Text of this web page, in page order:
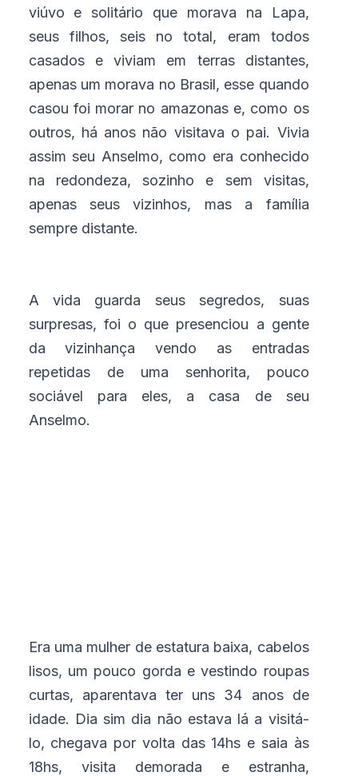
viúvo e solitário que morava na Lapa,
seus filhos, seis no total, eram todos
casados e viviam em terras distantes,
apenas um morava no Brasil, esse quando
casou foi morar no amazonas e, como os
outros, há anos não visitava o pai. Vivia
assim seu Anselmo, como era conhecido
na redondeza, sozinho e sem visitas,
apenas seus vizinhos, mas a família
sempre distante.
A vida guarda seus segredos, suas
surpresas, foi o que presenciou a gente
da vizinhança vendo as entradas
repetidas de uma senhorita, pouco
sociável para eles, a casa de seu
Anselmo.
Era uma mulher de estatura baixa, cabelos
lisos, um pouco gorda e vestindo roupas
curtas, aparentava ter uns 34 anos de
idade. Dia sim dia não estava lá a visitá-
lo, chegava por volta das 14hs e saia às
18hs, visita demorada e estranha,